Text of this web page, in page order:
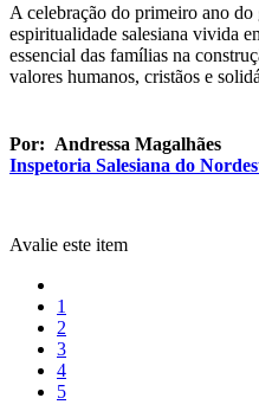
A celebração do primeiro ano
espiritualidade salesiana vivida
essencial das famílias na
valores humanos, cristãos e
Por: Andressa Magalhães
Inspetoria Salesiana do
Avalie este item
1
2
3
4
5